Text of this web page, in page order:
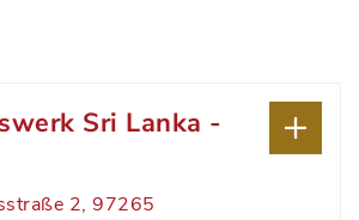
Sri Lanka -
2, 97265